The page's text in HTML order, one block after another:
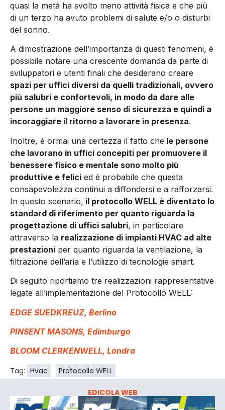
quasi la metà ha svolto meno attività fisica e che più
di un terzo ha avuto problemi di salute e/o o disturbi
del sonno.
A dimostrazione dell’importanza di questi fenomeni, è
possibile notare una crescente domanda da parte di
sviluppatori e utenti finali che desiderano creare
spazi per uffici diversi da quelli tradizionali, ovvero
più salubri e confortevoli, in modo da dare alle
persone un maggiore senso di sicurezza e quindi a
incoraggiare il ritorno a lavorare in presenza.
Inoltre, è ormai una certezza il fatto che le persone
che lavorano in uffici concepiti per promuovere il
benessere fisico e mentale sono molto più
produttive e felici ed è probabile che questa
consapevolezza continui a diffondersi e a rafforzarsi.
In questo scenario, il protocollo WELL è diventato lo
standard di riferimento per quanto riguarda la
progettazione di uffici salubri, in particolare
attraverso la realizzazione di impianti HVAC ad alte
prestazioni per quanto riguarda la ventilazione, la
filtrazione dell’aria e l’utilizzo di tecnologie smart.
Di seguito riportiamo tre realizzazioni rappresentative
legate all’implementazione del Protocollo WELL:
EDGE SUEDKREUZ, Berlino
PINSENT MASONS, Edimburgo
BLOOM CLERKENWELL, Londra
Tag: Hvac Protocollo WELL
EDICOLA WEB